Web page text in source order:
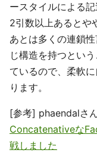
ースタイルによる
2引数以上あるとや
あとは多くの連鎖
じ構造を持つとい
ているので、柔軟
ります。
[参考] phaendalさ
Concatenativeな
戦しました